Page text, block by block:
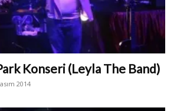
Konseri (Leyla The Band)
2014